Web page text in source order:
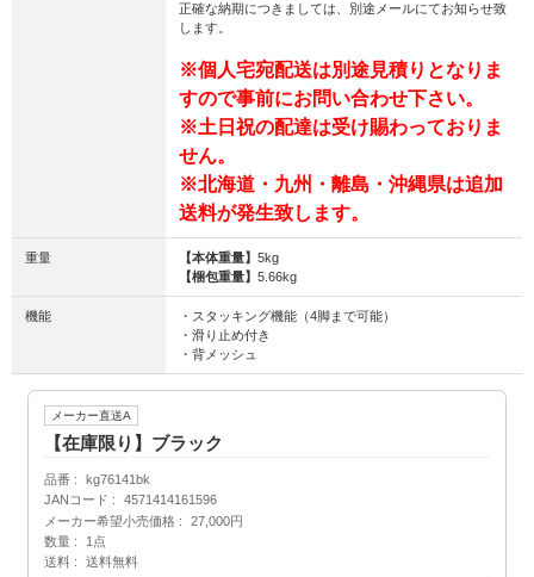
正確な納期につきましては、別途メールにてお知らせ致
します。
※個人宅宛配送は別途見積りとなりま
すので事前にお問い合わせ下さい。
※土日祝の配達は受け賜わっておりま
せん。
※北海道・九州・離島・沖縄県は追加
送料が発生致します。
重量 【本体重量】5kg
【梱包重量】5.66kg
機能
・スタッキング機能（4脚まで可能）
・滑り止め付き
・背メッシュ
メーカー直送A
【在庫限り】ブラック
品番
kg76141bk
JANコード
4571414161596
メーカー希望小売価格
27,000円
数量
1点
送料
送料無料